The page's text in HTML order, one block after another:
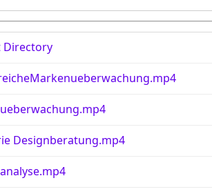
Directory
Designberatung.mp4